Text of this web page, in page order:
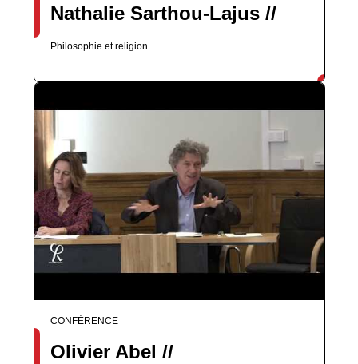
Nathalie Sarthou-Lajus //
Philosophie et religion
CONFÉRENCE
Olivier Abel //